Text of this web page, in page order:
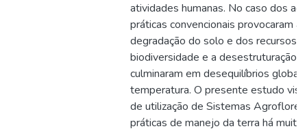
atividades humanas. No caso dos
práticas convencionais provocaram
degradação do solo e dos recursos
biodiversidade e a desestruturação
culminaram em desequilíbrios
temperatura. O presente estudo
de utilização de Sistemas
práticas de manejo da terra há muito